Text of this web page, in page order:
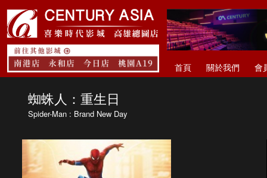
首頁 關於我們 會
蜘蛛人：重生日
Spider-Man : Brand New Day